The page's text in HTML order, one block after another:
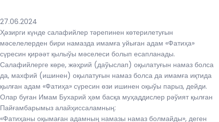
27.06.2024
Ҳәзирги күнде салафийлер тәрепинен көтерилетуғын
мәселелерден бири намазда имамға уйыған адам «Фатиҳа»
сүресин қирәәт қылыўы мәселеси болып есапланады.
Салафийлерге көре, жәҳрий (даўыслап) оқылатуғын намаз болса
да, махфий (ишинен) оқылатуғын намаз болса да имамға иқтида
қылған адам «Фатиҳа» сүресин өзи ишинен оқыўы парыз, дейди.
Олар буған Имам Бухарий ҳәм басқа муҳаддислер рәўият қылған
Пайғамбарымыз алайҳиссаламның:
«Фатиҳаны оқымаған адамның намазы намаз болмайды», деген